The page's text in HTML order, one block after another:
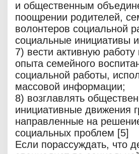
и общественным
поощрении родителей,
волонтеров социальной
социальные инициативы и
7) вести активную работу
опыта семейного
социальной работы,
массовой информации;
8) возглавлять
инициативные движения
направленные на
социальных проблем [5]
Если порассуждать, что